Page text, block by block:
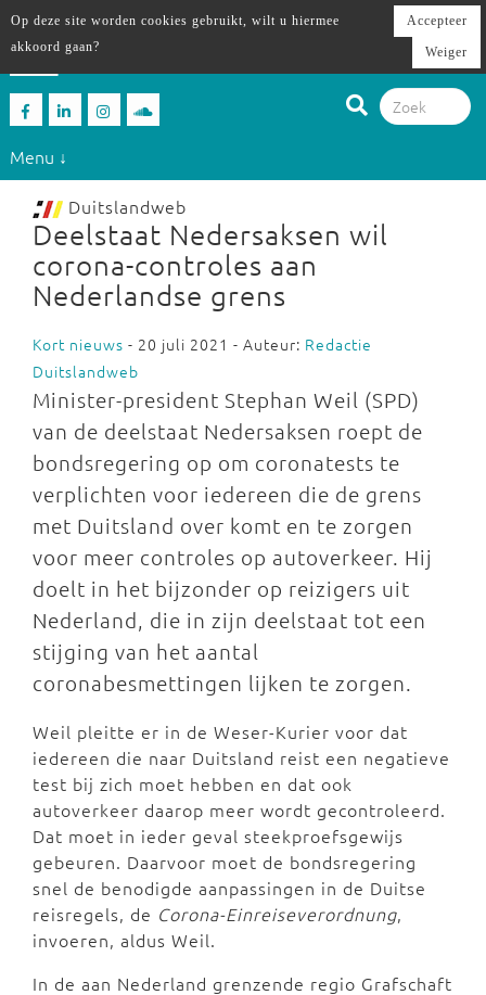
Menu ↓
Duitslandweb
Deelstaat Nedersaksen wil
corona-controles aan
Nederlandse grens
Kort nieuws - 20 juli 2021 - Auteur: Redactie
Duitslandweb
Minister-president Stephan Weil (SPD)
van de deelstaat Nedersaksen roept de
bondsregering op om coronatests te
verplichten voor iedereen die de grens
met Duitsland over komt en te zorgen
voor meer controles op autoverkeer. Hij
doelt in het bijzonder op reizigers uit
Nederland, die in zijn deelstaat tot een
stijging van het aantal
coronabesmettingen lijken te zorgen.
Weil pleitte er in de Weser-Kurier voor dat
iedereen die naar Duitsland reist een negatieve
test bij zich moet hebben en dat ook
autoverkeer daarop meer wordt gecontroleerd.
Dat moet in ieder geval steekproefsgewijs
gebeuren. Daarvoor moet de bondsregering
snel de benodigde aanpassingen in de Duitse
reisregels, de Corona-Einreiseverordnung,
invoeren, aldus Weil.
In de aan Nederland grenzende regio Grafschaft
Op deze site worden cookies gebruikt, wilt u hiermee
akkoord gaan?
Accepteer
Weiger